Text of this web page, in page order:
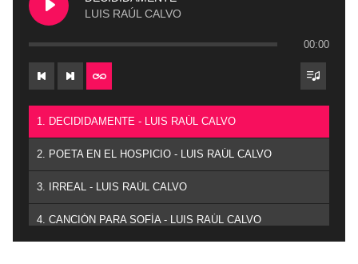
LUIS RAÚL CALVO
00:00
1. DECIDIDAMENTE - LUIS RAÚL CALVO
2. POETA EN EL HOSPICIO - LUIS RAÚL CALVO
3. IRREAL - LUIS RAÚL CALVO
4. CANCIÓN PARA SOFÍA - LUIS RAÚL CALVO